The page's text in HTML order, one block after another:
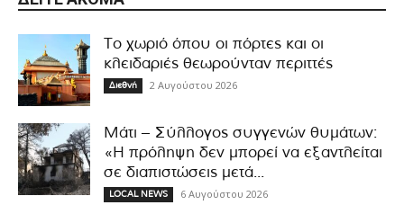
Το χωριό όπου οι πόρτες και οι
κλειδαριές θεωρούνταν περιττές
Διεθνή 2 Αυγούστου 2026
Μάτι – Σύλλογος συγγενών θυμάτων:
«Η πρόληψη δεν μπορεί να εξαντλείται
σε διαπιστώσεις μετά...
LOCAL NEWS 6 Αυγούστου 2026